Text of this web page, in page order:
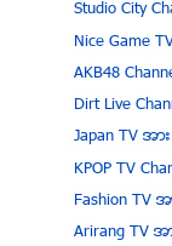
Studio City
Nice Game
AKB48
Dirt Live
Japan TV အ
KPOP TV
Fashion
Arirang TV